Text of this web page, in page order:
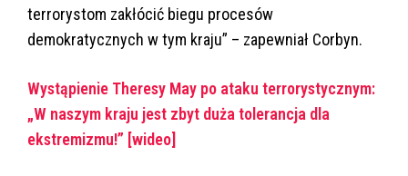
terrorystom zakłócić biegu procesów
demokratycznych w tym kraju” – zapewniał Corbyn.
Wystąpienie Theresy May po ataku terrorystycznym:
„W naszym kraju jest zbyt duża tolerancja dla
ekstremizmu!” [wideo]